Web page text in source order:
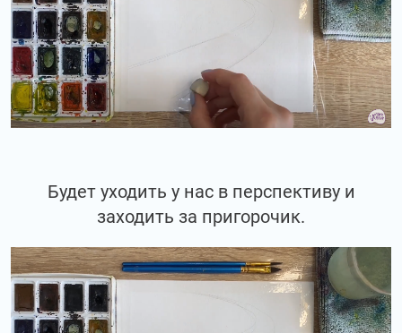
Будет уходить у нас в перспективу и
заходить за пригорочик.